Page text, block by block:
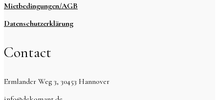
Mietbedingungen/AGB
Datenschutzerklärung
Contact
Ermlander Weg 3, 30453 Hannover